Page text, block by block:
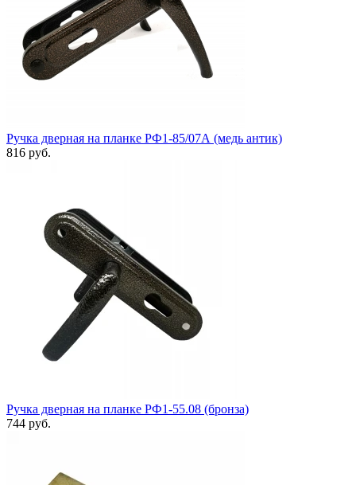
Ручка дверная на планке РФ1-85/07А (медь антик)
816 руб.
Ручка дверная на планке РФ1-55.08 (бронза)
744 руб.